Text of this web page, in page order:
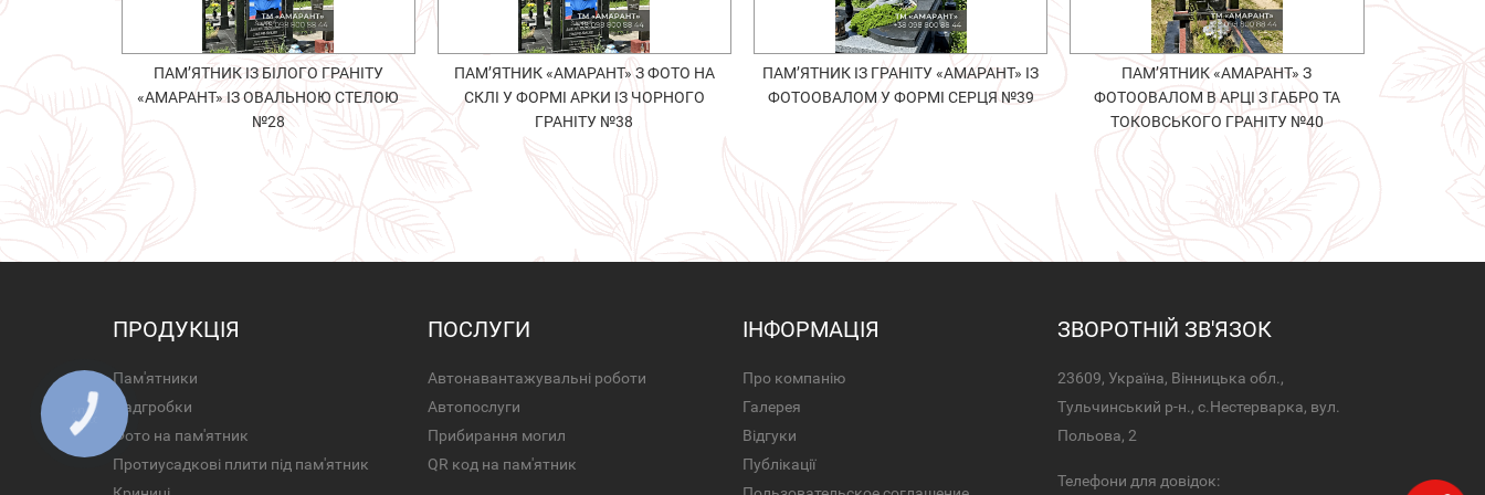
ПАМ’ЯТНИК ІЗ БІЛОГО ГРАНІТУ
«АМАРАНТ» ІЗ ОВАЛЬНОЮ СТЕЛОЮ
№28
ПАМ’ЯТНИК «АМАРАНТ» З ФОТО НА
СКЛІ У ФОРМІ АРКИ ІЗ ЧОРНОГО
ГРАНІТУ №38
ПАМ’ЯТНИК ІЗ ГРАНІТУ «АМАРАНТ» ІЗ
ФОТООВАЛОМ У ФОРМІ СЕРЦЯ №39
ПАМ’ЯТНИК «АМАРАНТ» З
ФОТООВАЛОМ В АРЦІ З ГАБРО ТА
ТОКОВСЬКОГО ГРАНІТУ №40
ПРОДУКЦІЯ
Пам'ятники
Надгробки
Фото на пам'ятник
Протиусадкові плити під пам'ятник
ПОСЛУГИ
Автонавантажувальні роботи
Автопослуги
Прибирання могил
QR код на пам'ятник
ІНФОРМАЦІЯ
Про компанію
Галерея
Відгуки
Публікації
ЗВОРОТНІЙ ЗВ'ЯЗОК
23609, Україна, Вінницька обл.,
Тульчинський р-н., с.Нестерварка, вул.
Польова, 2
Телефони для довідок: